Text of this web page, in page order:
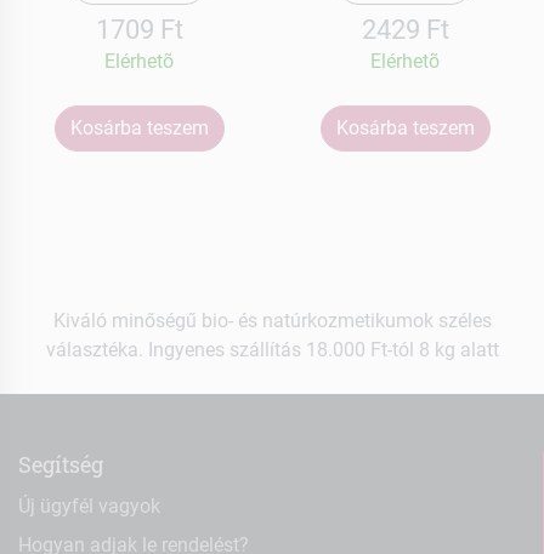
1709 Ft
Elérhetõ
Kosárba teszem
2429 Ft
Elérhetõ
Kosárba teszem
Kiváló minőségű bio- és natúrkozmetikumok széles
választéka. Ingyenes szállítás 18.000 Ft-tól 8 kg alatt
Segítség
Új ügyfél vagyok
Hogyan adjak le rendelést?